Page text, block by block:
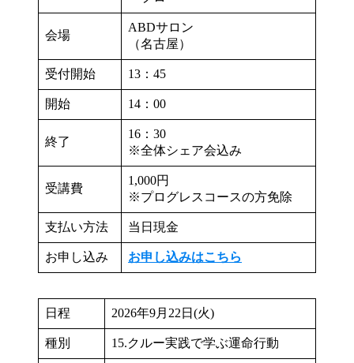
会場
ABDサロン
（名古屋）
受付開始 13：45
開始 14：00
終了
16：30
※全体シェア会込み
受講費
1,000円
※プログレスコースの方免除
支払い方法 当日現金
お申し込み お申し込みはこちら
日程 2026年9月22日(火)
種別 15.クルー実践で学ぶ運命行動